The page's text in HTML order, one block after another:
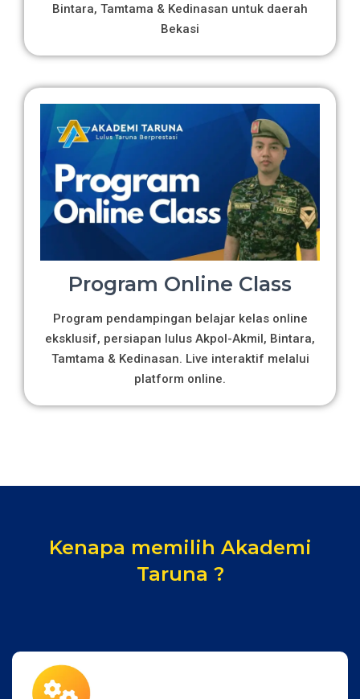
Bintara, Tamtama & Kedinasan untuk daerah
Bekasi
Program Online Class
Program pendampingan belajar kelas online
eksklusif, persiapan lulus Akpol-Akmil, Bintara,
Tamtama & Kedinasan. Live interaktif melalui
platform online.
Kenapa memilih Akademi
Taruna ?